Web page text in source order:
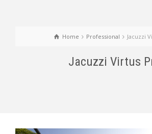
Home Professional Jacuzzi
Jacuzzi Virtus